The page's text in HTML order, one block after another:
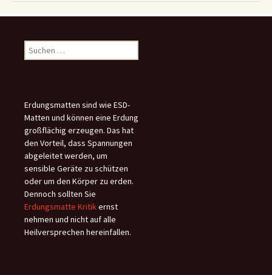
Suchen
nach:
Erdungsmatten sind wie ESD-
Matten und können eine Erdung
großflächig erzeugen. Das hat
den Vorteil, dass Spannungen
abgeleitet werden, um
sensible Geräte zu schützen
oder um den Körper zu erden.
Dennoch sollten Sie
Erdungsmatte Kritikernst
nehmen und nicht auf alle
Heilversprechen hereinfallen.